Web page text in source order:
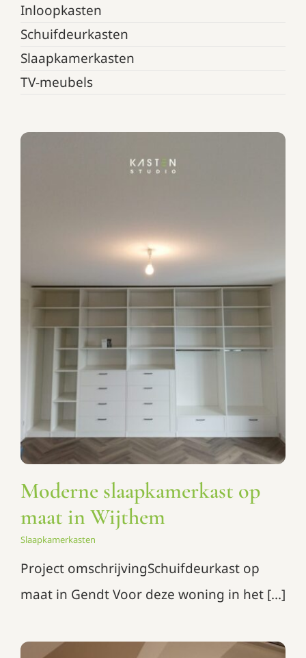
Inloopkasten
Schuifdeurkasten
Slaapkamerkasten
TV-meubels
Moderne slaapkamerkast op
maat in Wijthem
Slaapkamerkasten
Moderne slaapkamerkast op
maat in Wijthem
Slaapkamerkasten
Project omschrijvingSchuifdeurkast op
maat in Gendt Voor deze woning in het [...]